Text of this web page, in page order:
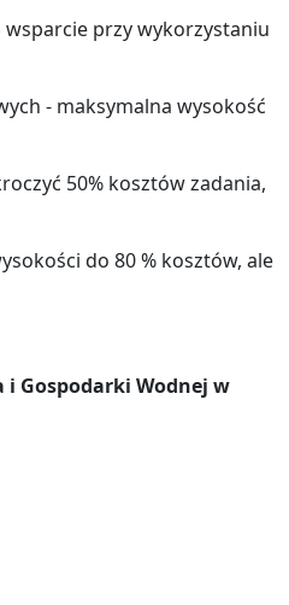
przy wykorzystaniu
- maksymalna wysokość
50% kosztów zadania,
do 80 % kosztów, ale
Gospodarki Wodnej w